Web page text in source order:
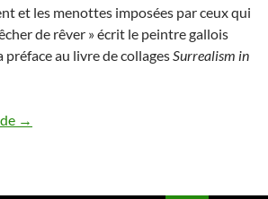
et les menottes imposées par ceux qui
de rêver » écrit le peintre gallois
préface au livre de collagesSurrealism in
John Richardson & Jean Bonnin,
→